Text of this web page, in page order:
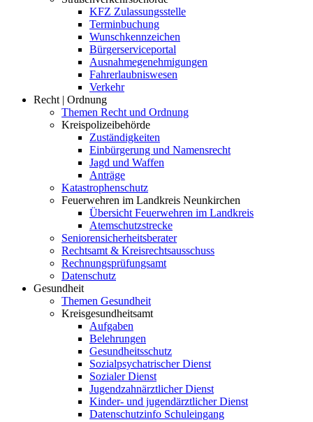
KFZ Zulassungsstelle
Terminbuchung
Wunschkennzeichen
Bürgerserviceportal
Ausnahmegenehmigungen
Fahrerlaubniswesen
Verkehr
Recht | Ordnung
Themen Recht und Ordnung
Kreispolizeibehörde
Zuständigkeiten
Einbürgerung und Namensrecht
Jagd und Waffen
Anträge
Katastrophenschutz
Feuerwehren im Landkreis Neunkirchen
Übersicht Feuerwehren im Landkreis
Atemschutzstrecke
Seniorensicherheitsberater
Rechtsamt & Kreisrechtsausschuss
Rechnungsprüfungsamt
Datenschutz
Gesundheit
Themen Gesundheit
Kreisgesundheitsamt
Aufgaben
Belehrungen
Gesundheitsschutz
Sozialpsychatrischer Dienst
Sozialer Dienst
Jugendzahnärztlicher Dienst
Kinder- und jugendärztlicher Dienst
Datenschutzinfo Schuleingang